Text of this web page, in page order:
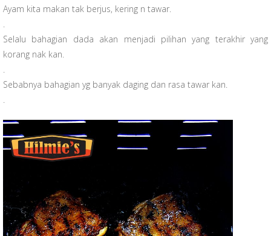
Ayam kita makan tak berjus, kering n tawar.
.
Selalu bahagian dada akan menjadi pilihan yang terakhir yang
korang nak kan.
.
Sebabnya bahagian yg banyak daging dan rasa tawar kan.
.